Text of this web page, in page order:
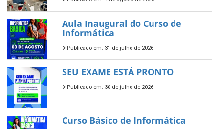
Aula Inaugural do Curso de
Informática
Publicado em: 31 de julho de 2026
SEU EXAME ESTÁ PRONTO
Publicado em: 30 de julho de 2026
Curso Básico de Informática